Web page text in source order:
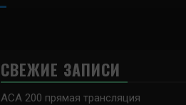
СВЕЖИЕ ЗАПИСИ
ACA 200 прямая трансляция